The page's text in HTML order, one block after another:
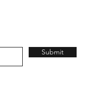
Submit